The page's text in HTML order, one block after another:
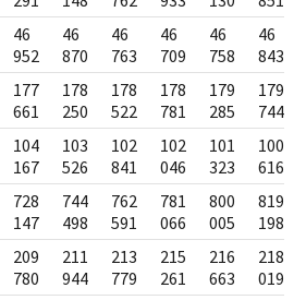
46
952
46
870
46
763
46
709
46
758
46
843
177
661
178
250
178
522
178
781
179
285
179
744
104
167
103
526
102
841
102
046
101
323
100
616
728
147
744
498
762
591
781
066
800
005
819
198
209
780
211
944
213
779
215
261
216
663
218
019